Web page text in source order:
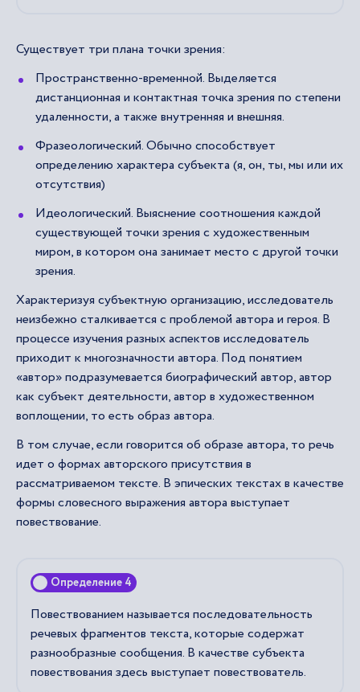
Существует три плана точки зрения:
Пространственно-временной. Выделяется
дистанционная и контактная точка зрения по степени
удаленности, а также внутренняя и внешняя.
Фразеологический. Обычно способствует
определению характера субъекта (я, он, ты, мы или их
отсутствия)
Идеологический. Выяснение соотношения каждой
существующей точки зрения с художественным
миром, в котором она занимает место с другой точки
зрения.
Характеризуя субъектную организацию, исследователь
неизбежно сталкивается с проблемой автора и героя. В
процессе изучения разных аспектов исследователь
приходит к многозначности автора. Под понятием
«автор» подразумевается биографический автор, автор
как субъект деятельности, автор в художественном
воплощении, то есть образ автора.
В том случае, если говорится об образе автора, то речь
идет о формах авторского присутствия в
рассматриваемом тексте. В эпических текстах в качестве
формы словесного выражения автора выступает
повествование.
Определение 4
Повествованием называется последовательность
речевых фрагментов текста, которые содержат
разнообразные сообщения. В качестве субъекта
повествования здесь выступает повествователь.